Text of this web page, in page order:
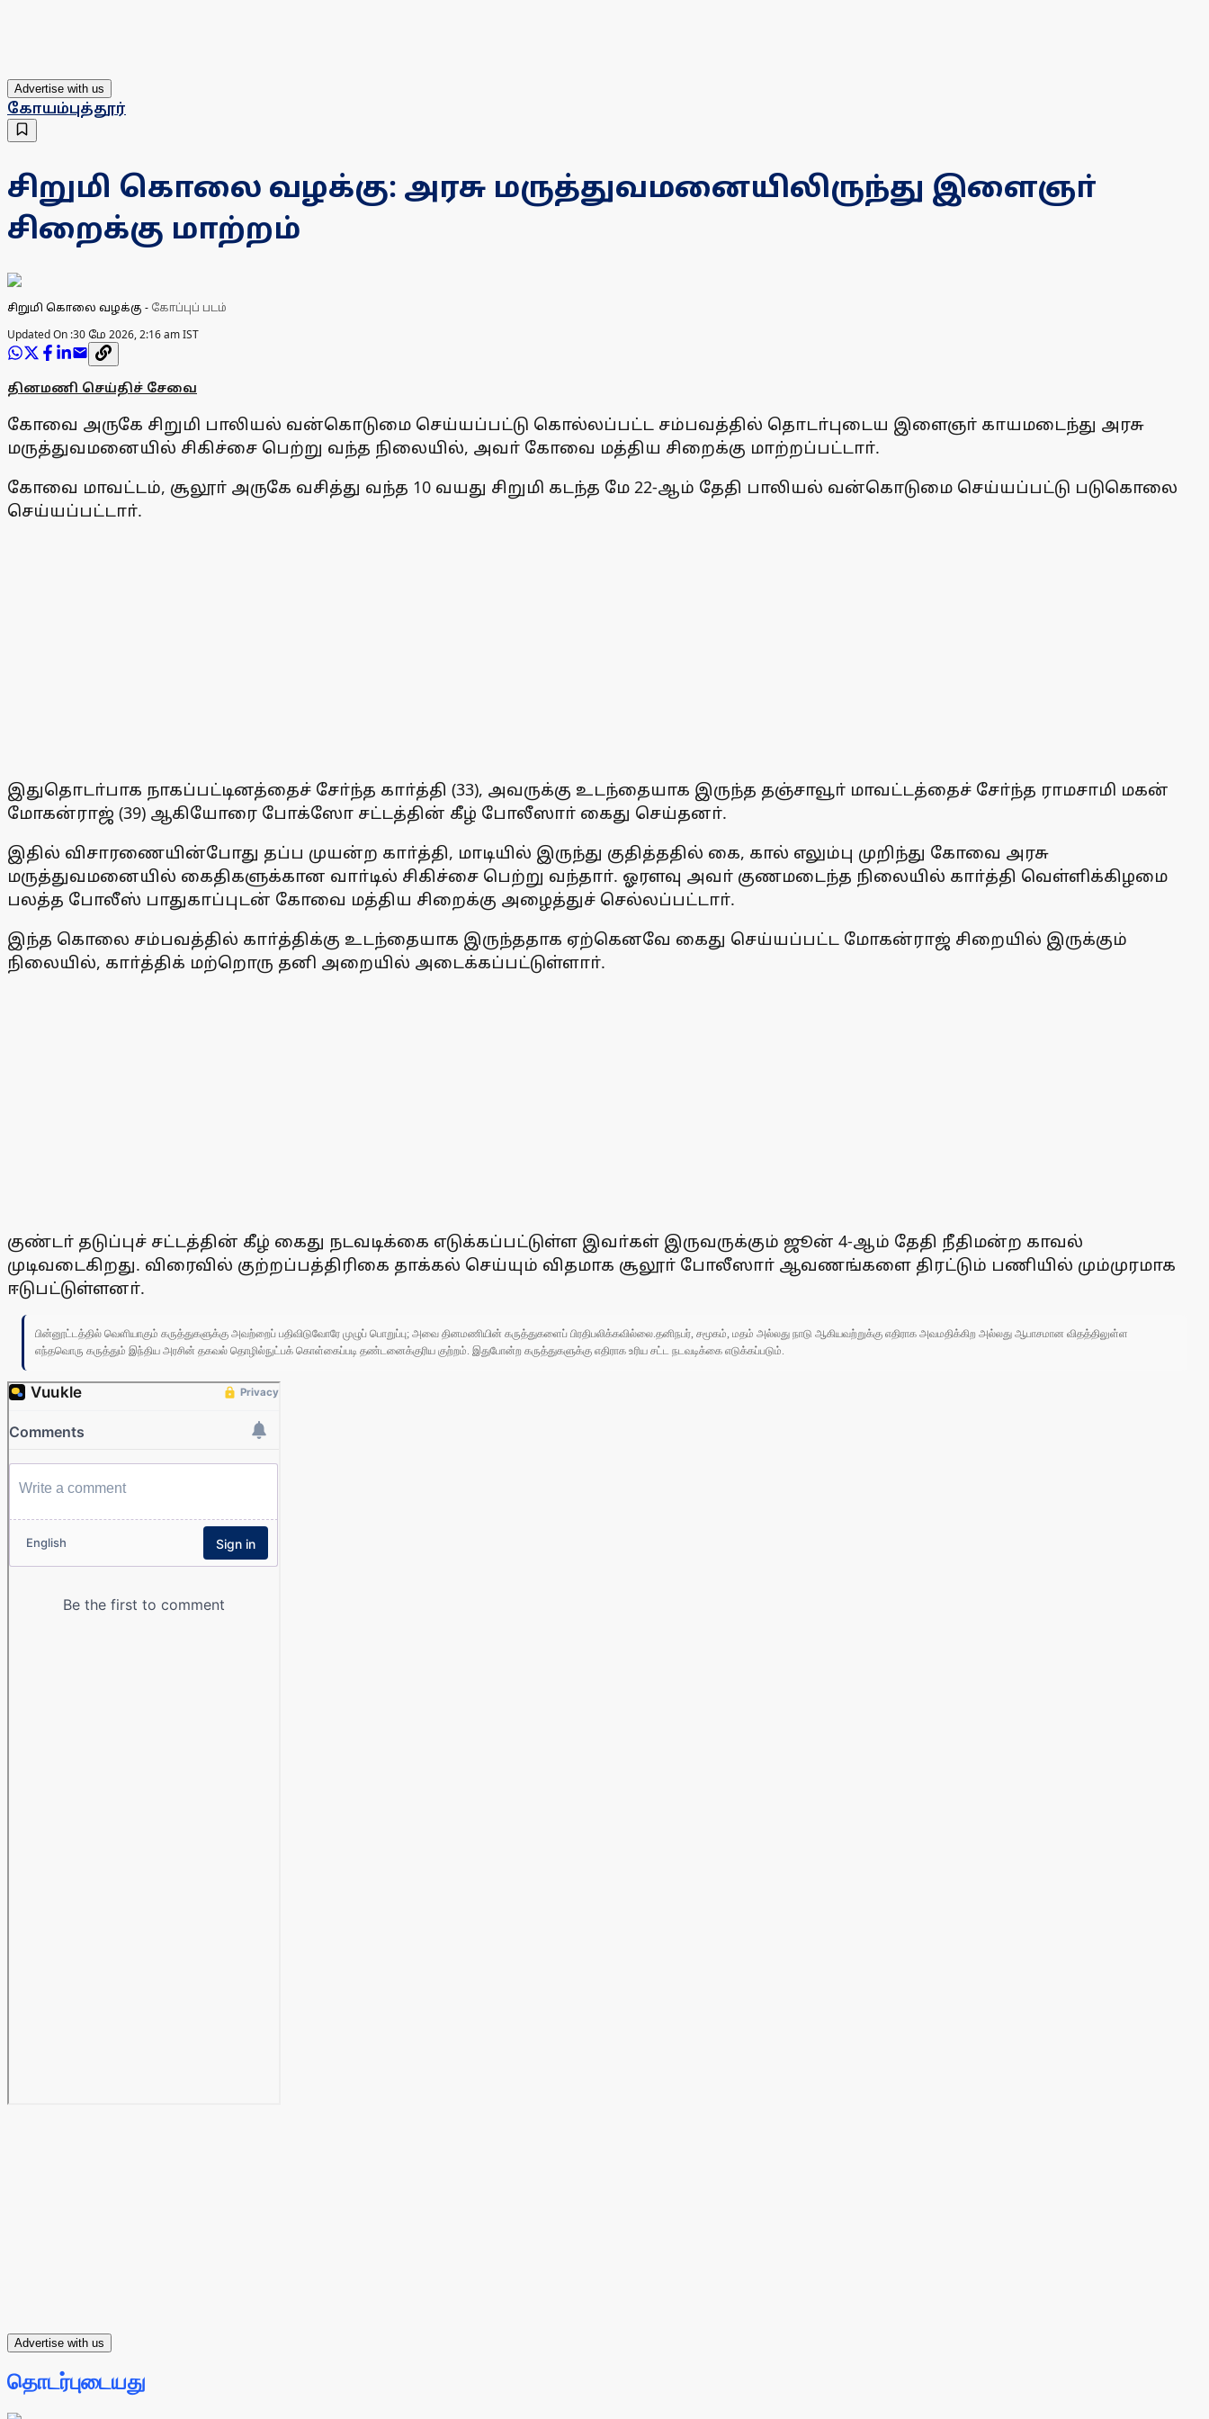
Advertise with us
கோயம்புத்தூர்
சிறுமி கொலை வழக்கு: அரசு மருத்துவமனையிலிருந்து இளைஞா்
சிறைக்கு மாற்றம்
சிறுமி கொலை வழக்கு - கோப்புப் படம்
Updated On :30 மே 2026, 2:16 am IST
தினமணி செய்திச் சேவை
கோவை அருகே சிறுமி பாலியல் வன்கொடுமை செய்யப்பட்டு கொல்லப்பட்ட சம்பவத்தில் தொடா்புடைய இளைஞா் காயமடைந்து அரசு
மருத்துவமனையில் சிகிச்சை பெற்று வந்த நிலையில், அவா் கோவை மத்திய சிறைக்கு மாற்றப்பட்டாா்.
கோவை மாவட்டம், சூலூா் அருகே வசித்து வந்த 10 வயது சிறுமி கடந்த மே 22-ஆம் தேதி பாலியல் வன்கொடுமை செய்யப்பட்டு படுகொலை
செய்யப்பட்டாா்.
இதுதொடா்பாக நாகப்பட்டினத்தைச் சோ்ந்த காா்த்தி (33), அவருக்கு உடந்தையாக இருந்த தஞ்சாவூா் மாவட்டத்தைச் சோ்ந்த ராமசாமி மகன்
மோகன்ராஜ் (39) ஆகியோரை போக்ஸோ சட்டத்தின் கீழ் போலீஸாா் கைது செய்தனா்.
இதில் விசாரணையின்போது தப்ப முயன்ற காா்த்தி, மாடியில் இருந்து குதித்ததில் கை, கால் எலும்பு முறிந்து கோவை அரசு
மருத்துவமனையில் கைதிகளுக்கான வாா்டில் சிகிச்சை பெற்று வந்தாா். ஓரளவு அவா் குணமடைந்த நிலையில் காா்த்தி வெள்ளிக்கிழமை
பலத்த போலீஸ் பாதுகாப்புடன் கோவை மத்திய சிறைக்கு அழைத்துச் செல்லப்பட்டாா்.
இந்த கொலை சம்பவத்தில் காா்த்திக்கு உடந்தையாக இருந்ததாக ஏற்கெனவே கைது செய்யப்பட்ட மோகன்ராஜ் சிறையில் இருக்கும்
நிலையில், காா்த்திக் மற்றொரு தனி அறையில் அடைக்கப்பட்டுள்ளாா்.
குண்டா் தடுப்புச் சட்டத்தின் கீழ் கைது நடவடிக்கை எடுக்கப்பட்டுள்ள இவா்கள் இருவருக்கும் ஜூன் 4-ஆம் தேதி நீதிமன்ற காவல்
முடிவடைகிறது. விரைவில் குற்றப்பத்திரிகை தாக்கல் செய்யும் விதமாக சூலூா் போலீஸாா் ஆவணங்களை திரட்டும் பணியில் மும்முரமாக
ஈடுபட்டுள்ளனா்.
பின்னூட்டத்தில் வெளியாகும் கருத்துகளுக்கு அவற்றைப் பதிவிடுவோரே முழுப் பொறுப்பு; அவை தினமணியின் கருத்துகளைப் பிரதிபலிக்கவில்லை.தனிநபர், சமூகம், மதம் அல்லது நாடு ஆகியவற்றுக்கு எதிராக அவமதிக்கிற அல்லது ஆபாசமான விதத்திலுள்ள
எந்தவொரு கருத்தும் இந்திய அரசின் தகவல் தொழில்நுட்பக் கொள்கைப்படி தண்டனைக்குரிய குற்றம். இதுபோன்ற கருத்துகளுக்கு எதிராக உரிய சட்ட நடவடிக்கை எடுக்கப்படும்.
Advertise with us
தொடர்புடையது